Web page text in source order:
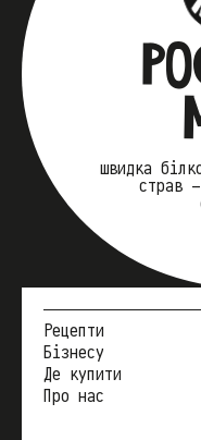
швидка
страв
Рецепти
Бізнесу
Де купити
Про нас